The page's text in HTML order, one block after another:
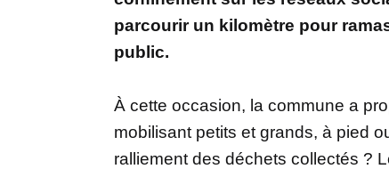
parcourir un kilomètre pour
public.
À cette occasion, la commune a
mobilisant petits et grands, à pied
ralliement des déchets collectés ?